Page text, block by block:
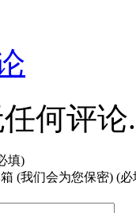
何评论.
填)
(我们会为您保密) (必